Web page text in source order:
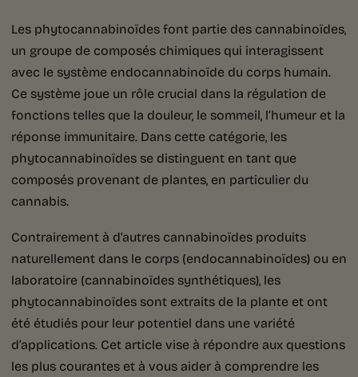
Les phytocannabinoïdes font partie des cannabinoïdes,
un groupe de composés chimiques qui interagissent
avec le système endocannabinoïde du corps humain.
Ce système joue un rôle crucial dans la régulation de
fonctions telles que la douleur, le sommeil, l’humeur et la
réponse immunitaire. Dans cette catégorie, les
phytocannabinoïdes se distinguent en tant que
composés provenant de plantes, en particulier du
cannabis.
Contrairement à d’autres cannabinoïdes produits
naturellement dans le corps (endocannabinoïdes) ou en
laboratoire (cannabinoïdes synthétiques), les
phytocannabinoïdes sont extraits de la plante et ont
été étudiés pour leur potentiel dans une variété
d’applications. Cet article vise à répondre aux questions
les plus courantes et à vous aider à comprendre les